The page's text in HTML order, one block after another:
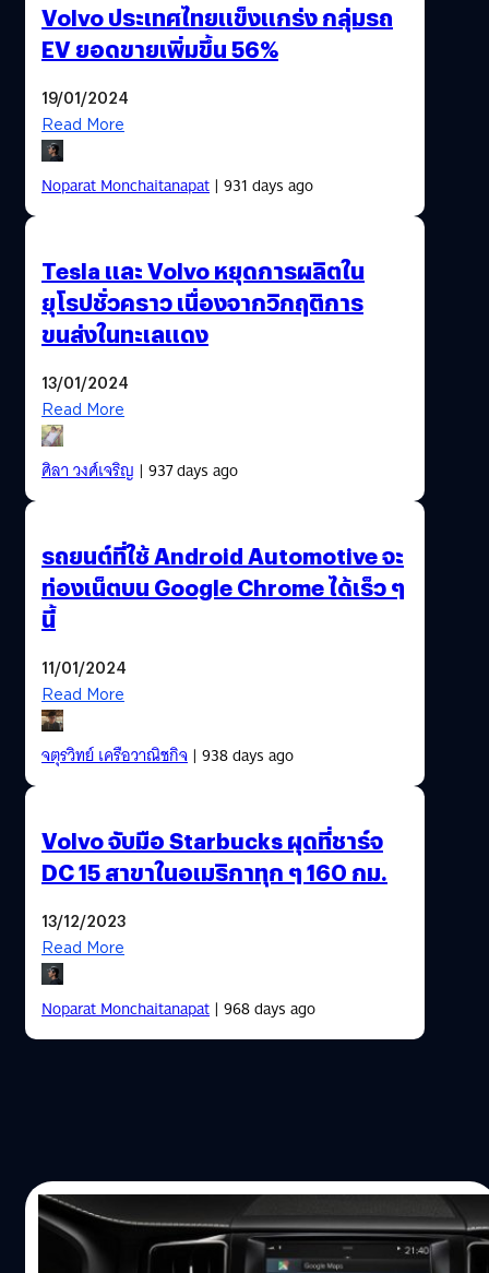
Volvo ประเทศไทยแข็งแกร่ง กลุ่มรถ
EV ยอดขายเพิ่มขึ้น 56%
19/01/2024
Read More
Noparat Monchaitanapat| 931 days ago
Tesla และ Volvo หยุดการผลิตใน
ยุโรปชั่วคราว เนื่องจากวิกฤติการ
ขนส่งในทะเลแดง
13/01/2024
Read More
ศิลา วงศ์เจริญ | 937 days ago
รถยนต์ที่ใช้ Android Automotive จะ
ท่องเน็ตบน Google Chrome ได้เร็ว ๆ
นี้
11/01/2024
Read More
จตุรวิทย์ เครือวาณิชกิจ| 938 days ago
Volvo จับมือ Starbucks ผุดที่ชาร์จ
DC 15 สาขาในอเมริกาทุก ๆ 160 กม.
13/12/2023
Read More
Noparat Monchaitanapat| 968 days ago
15/05/2017
Audi และ Volvo จะใช้ Android เป็นระบบ